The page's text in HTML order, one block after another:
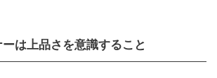
は上品さを意識すること